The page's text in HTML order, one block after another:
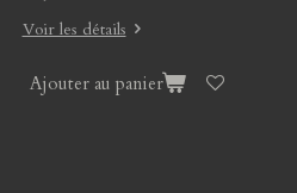
Voir les détails
Ajouter au panier